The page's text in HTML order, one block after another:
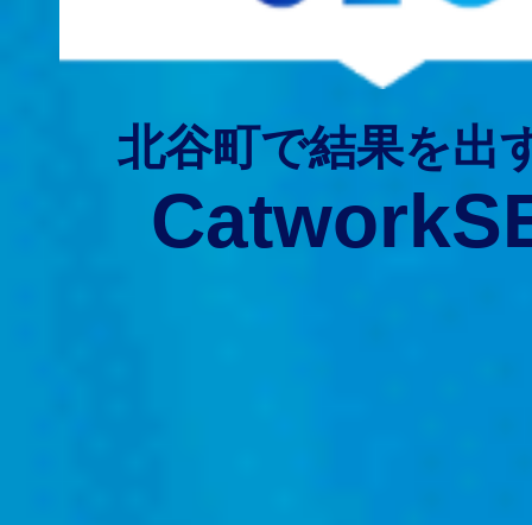
北谷町で結果を出